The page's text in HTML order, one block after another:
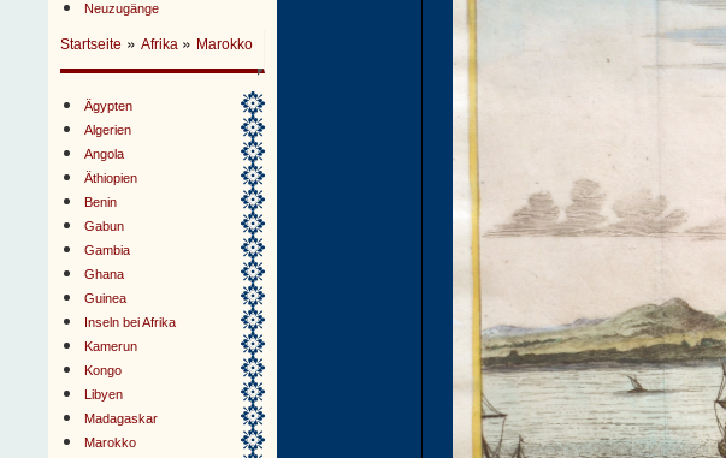
Neuzugänge
Startseite »Afrika » Marokko
Ägypten
Algerien
Angola
Äthiopien
Benin
Gabun
Gambia
Ghana
Guinea
Inseln bei Afrika
Kamerun
Kongo
Libyen
Madagaskar
Marokko